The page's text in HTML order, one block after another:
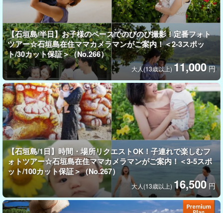
撮影スポット
◆石垣島の青いビーチ
◆南国のお花と一緒に！
◆秘密の絶景をバックに！
◆公園で遊ぶ姿 などなど
→ご希望に沿ってとっておきの場所をご案内！
具体的な指定もOK！
【石垣島/半日】お子様のペースでのびのび撮影！定番フォト
ツアー☆石垣島在住ママカメラマンがご案内！＜2-3スポッ
ト/30カット保証＞（No.266）
大人(13歳以上) 11,000 円
【石垣島/1日】時間・場所リクエストOK！子連れで楽しむフ
ォトツアー☆石垣島在住ママカメラマンがご案内！＜3-5スポ
ット/100カット保証＞（No.267）
大人(13歳以上) 16,500 円